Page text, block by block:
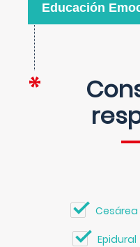
Educación
Cesárea
Epidural